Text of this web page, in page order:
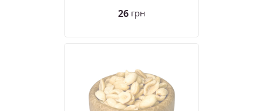
26 грн